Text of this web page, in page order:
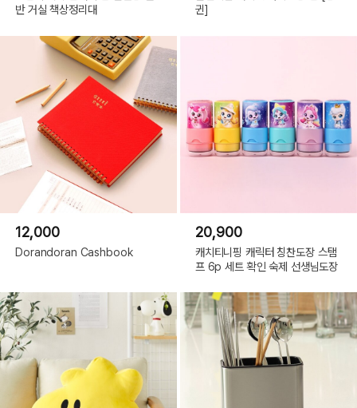
반 거실 책상정리대
귄]
12,000
Dorandoran Cashbook
20,900
캐치티니핑 캐릭터 칭찬도장 스탬
프 6p 세트 확인 숙제 선생님도장